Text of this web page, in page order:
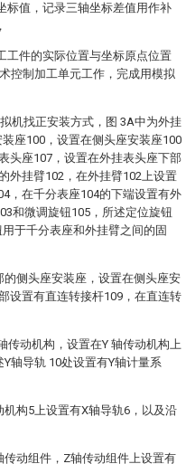
标值，记录三轴坐标差值用作补
工件的实际位置与坐标原点位置
控制加工单元工作，完成用模拟
机找正安装方式，图 3A中为外挂
座100，设置在侧头座安装座100
头座107，设置在外挂表头座下部
外挂臂102，在外挂臂102上设置
，在千分表座104的下端设置有外
和微调旋钮105，所述定位旋钮
于千分表座和外挂臂之间的固
侧头座安装座，设置在侧头座安
设置有直连转接杆109，在直连转
传动机构，设置在Y 轴传动机构上
轴导轨 10处设置有Y轴计量系
构5上设置有X轴导轨6，以及沿
动组件，Z轴传动组件上设置有